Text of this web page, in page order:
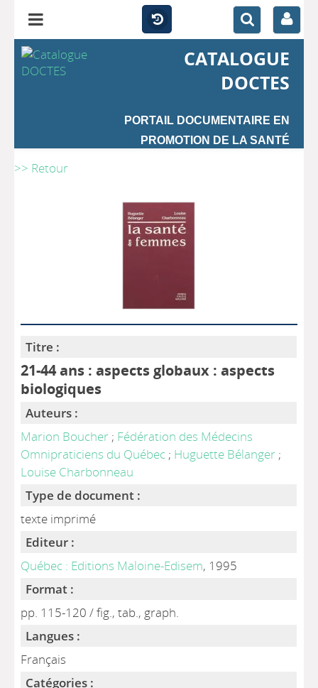
CATALOGUE
DOCTES
PORTAIL DOCUMENTAIRE EN
PROMOTION DE LA SANTÉ
>> Retour
Titre :
21-44 ans : aspects globaux : aspects
biologiques
Auteurs :
Marion Boucher ; Fédération des Médecins
Omnipraticiens du Québec ; Huguette Bélanger ;
Louise Charbonneau
Type de document :
texte imprimé
Editeur :
Québec : Editions Maloine-Edisem, 1995
Format :
pp. 115-120 / fig., tab., graph.
Langues :
Français
Catégories :